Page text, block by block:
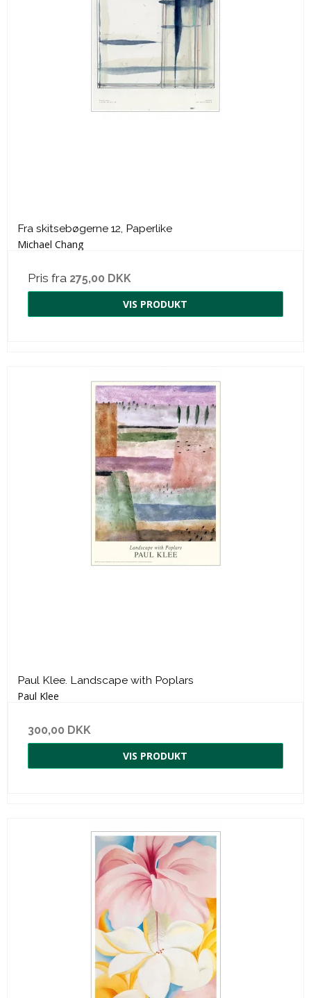
Fra skitsebøgerne 12, Paperlike
Michael Chang
Pris fra 275,00 DKK
VIS PRODUKT
Paul Klee. Landscape with Poplars
Paul Klee
300,00 DKK
VIS PRODUKT